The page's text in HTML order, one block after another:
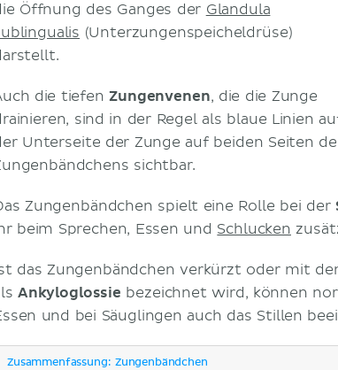
Öffnung des Ganges der Glandula
(Unterzungenspeicheldrüse)
die tiefenZungenvenen, die die Zunge
sind in der Regel als blaue Linien
Unterseite der Zunge auf beiden Seiten
sichtbar.
Zungenbändchen spielt eine Rolle bei der
beim Sprechen, Essen und Schlucken
das Zungenbändchen verkürzt oder mit
Ankyloglossie bezeichnet wird, können
und bei Säuglingen auch das Stillen
Zusammenfassung: Zungenbändchen